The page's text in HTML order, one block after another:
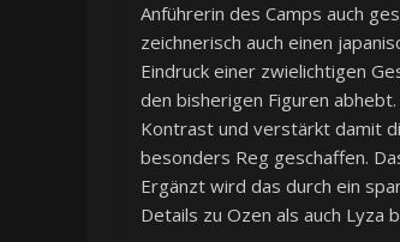
Anführerin des Camps auch
zeichnerisch auch einen
Eindruck einer zwielichtigen
den bisherigen Figuren
Kontrast und verstärkt damit
besonders Reg geschaffen.
Ergänzt wird das durch ein
Details zu Ozen als auch